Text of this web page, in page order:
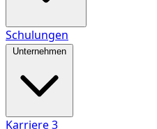
Schulungen
Unternehmen
Karriere3